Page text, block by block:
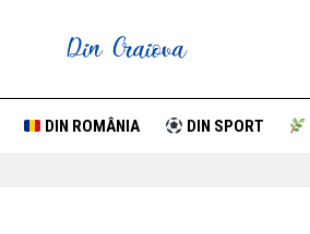
DIN ROMÂNIA DIN SPORT